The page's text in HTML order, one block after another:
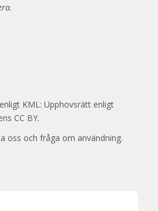
KML: Upphovsrätt enligt
CC BY.
oss och fråga om användning.